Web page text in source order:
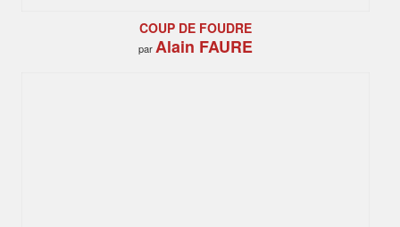
COUP DE FOUDRE
parAlain FAURE